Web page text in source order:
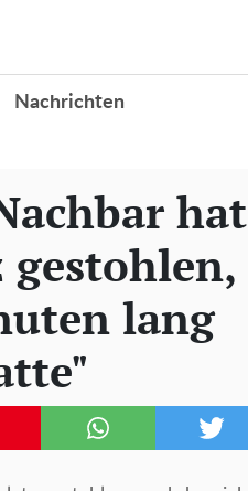
Nachrichten
hat
lang